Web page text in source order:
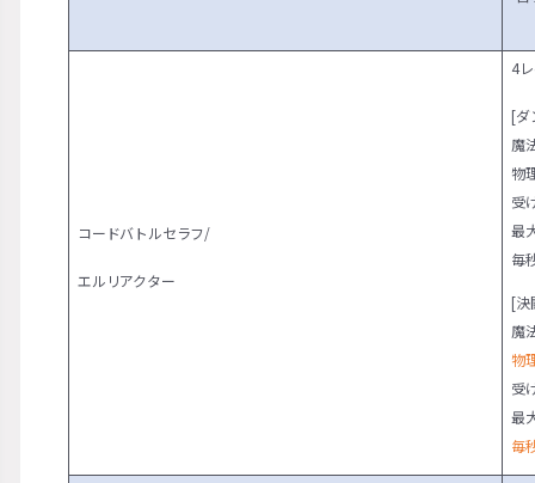
コードバトルセラフ/
エルリアクター
4
[ダ
魔
物
受
最
毎
[決
魔
物
受
最
毎